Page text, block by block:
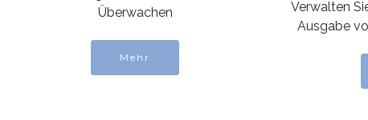
Überwachen
Mehr
Verwalten
Ausgabe